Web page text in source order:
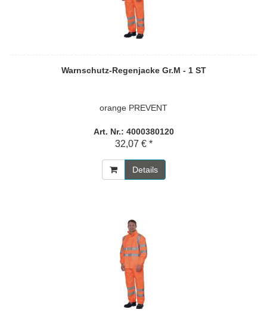
Warnschutz-Regenjacke Gr.M - 1 ST
orange PREVENT
Art. Nr.: 4000380120
32,07 € *
Details